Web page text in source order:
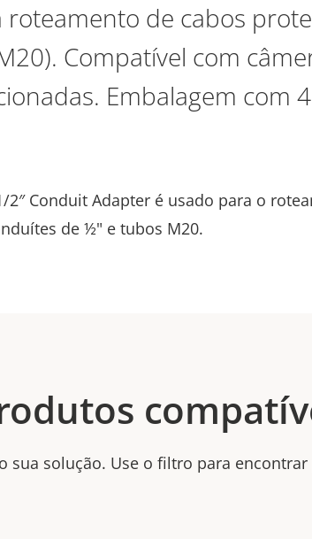
de cabos
Compatível com
Embalagem com
2″ Conduit Adapter é usado para o
de ½" e tubos M20.
sua solução. Use o filtro para